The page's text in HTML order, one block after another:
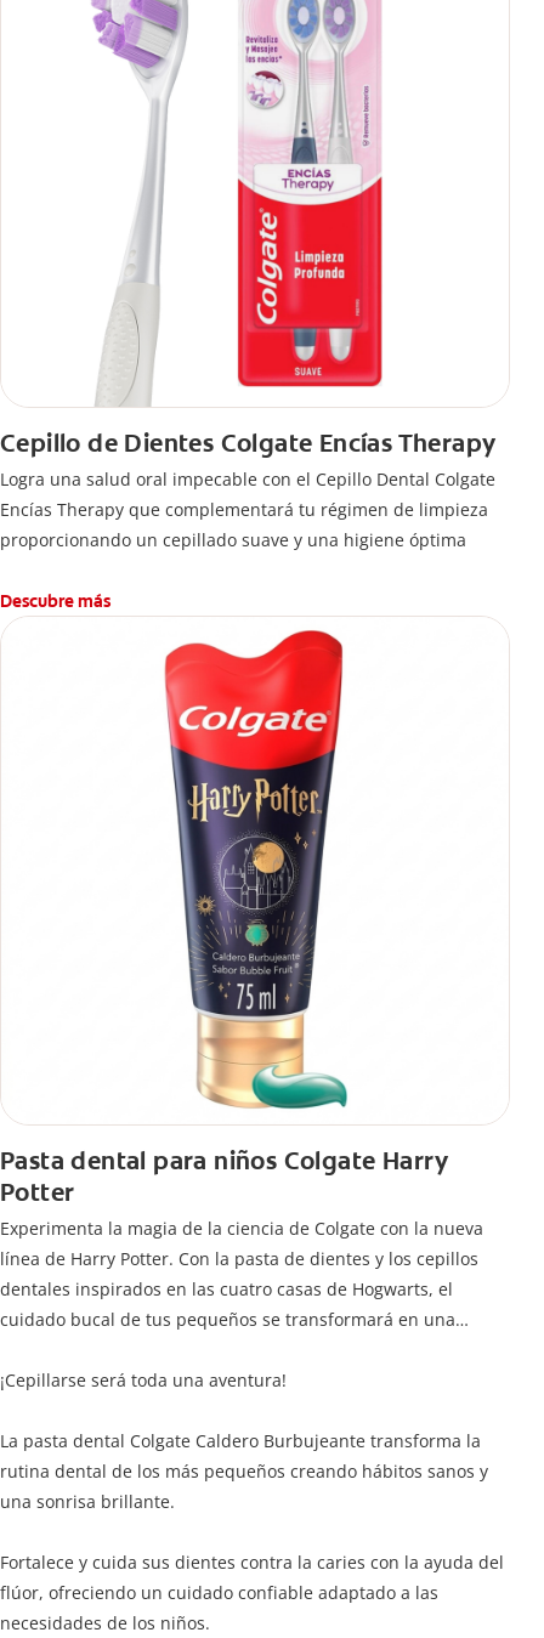
Cepillo de Dientes Colgate Encías Therapy
Logra una salud oral impecable con el Cepillo Dental Colgate
Encías Therapy que complementará tu régimen de limpieza
proporcionando un cepillado suave y una higiene óptima
Descubre más
Pasta dental para niños Colgate Harry
Potter
Experimenta la magia de la ciencia de Colgate con la nueva
línea de Harry Potter. Con la pasta de dientes y los cepillos
dentales inspirados en las cuatro casas de Hogwarts, el
cuidado bucal de tus pequeños se transformará en una
¡Cepillarse será toda una aventura!
La pasta dental Colgate Caldero Burbujeante transforma la
rutina dental de los más pequeños creando hábitos sanos y
una sonrisa brillante.
Fortalece y cuida sus dientes contra la caries con la ayuda del
flúor, ofreciendo un cuidado confiable adaptado a las
necesidades de los niños.